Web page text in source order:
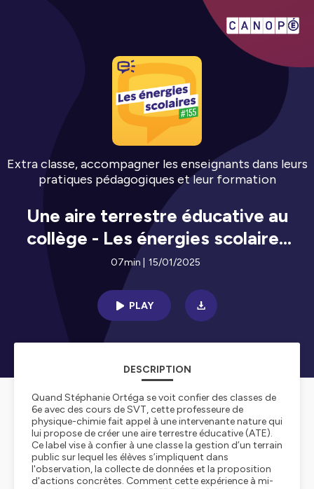
Extra classe, accompagner les enseignants dans leurs
pratiques pédagogiques et leur formation
Une aire terrestre éducative au
collège - Les énergies scolaires
#155
07min 15/01/2025
PLAY
DESCRIPTION
Quand Stéphanie Ortéga se voit confier des classes de
6e avec des cours de SVT, cette professeure de
physique-chimie fait appel à une intervenante nature qui
lui propose de créer une aire terrestre éducative (ATE).
Ce label vise à confier à une classe la gestion d’un terrain
public sur lequel les élèves s’impliquent dans
l'observation, la collecte de données et la proposition
d'actions concrètes. Comment cette expérience à mi-